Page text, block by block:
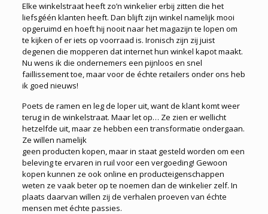
Elke winkelstraat heeft zo’n winkelier erbij zitten die het
liefsgéén klanten heeft. Dan blijft zijn winkel namelijk mooi
opgeruimd en hoeft hij nooit naar het magazijn te lopen om
te kijken of er iets op voorraad is. Ironisch zijn zij juist
degenen die mopperen dat internet hun winkel kapot maakt.
Nu wens ik die ondernemers een pijnloos en snel
faillissement toe, maar voor de échte retailers onder ons heb
ik goed nieuws!
Poets de ramen en leg de loper uit, want de klant komt weer
terug in de winkelstraat. Maar let op… Ze zien er wellicht
hetzelfde uit, maar ze hebben een transformatie ondergaan.
Ze willen namelijk
geen producten kopen, maar in staat gesteld worden om een
beleving te ervaren in ruil voor een vergoeding! Gewoon
kopen kunnen ze ook online en producteigenschappen
weten ze vaak beter op te noemen dan de winkelier zelf. In
plaats daarvan willen zij de verhalen proeven van échte
mensen met échte passies.